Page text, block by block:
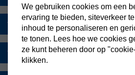
Wat is een LRK nummer?
Waar vind ik het LRK nummer?
We gebruiken cookies om een
ervaring te bieden, siteverkeer
inhoud te personaliseren en
te tonen. Lees hoe we cookies
ze kunt beheren door op
klikken.